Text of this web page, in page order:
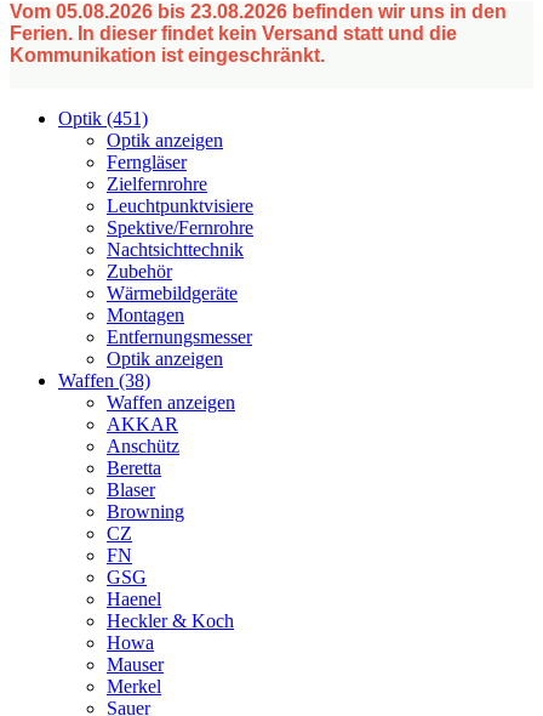
Vom 05.08.2026 bis 23.08.2026 befinden wir uns in den
Ferien. In dieser findet kein Versand statt und die
Kommunikation ist eingeschränkt.
Optik (451)
Optik anzeigen
Ferngläser
Zielfernrohre
Leuchtpunktvisiere
Spektive/Fernrohre
Nachtsichttechnik
Zubehör
Wärmebildgeräte
Montagen
Entfernungsmesser
Optik anzeigen
Waffen (38)
Waffen anzeigen
AKKAR
Anschütz
Beretta
Blaser
Browning
CZ
FN
GSG
Haenel
Heckler & Koch
Howa
Mauser
Merkel
Sauer